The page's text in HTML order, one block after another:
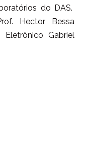
do DAS.
Hector Bessa
Gabriel